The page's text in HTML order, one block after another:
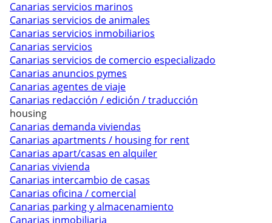
Canarias servicios marinos
Canarias servicios de animales
Canarias servicios inmobiliarios
Canarias servicios
Canarias servicios de comercio especializado
Canarias anuncios pymes
Canarias agentes de viaje
Canarias redacción / edición / traducción
housing
Canarias demanda viviendas
Canarias apartments / housing for rent
Canarias apart/casas en alquiler
Canarias vivienda
Canarias intercambio de casas
Canarias oficina / comercial
Canarias parking y almacenamiento
Canarias inmobiliaria